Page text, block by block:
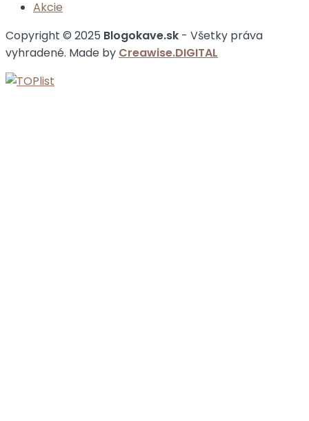
Akcie
Copyright © 2025 Blogokave.sk - Všetky práva
vyhradené. Made by Creawise.DIGITAL